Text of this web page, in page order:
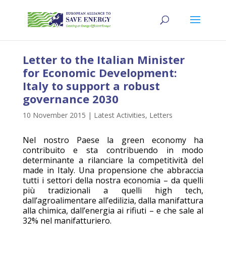
Letter to the Italian Minister
for Economic Development:
Italy to support a robust
governance 2030
10 November 2015 | Latest Activities, Letters
Nel nostro Paese la green economy ha
contribuito e sta contribuendo in modo
determinante a rilanciare la competitività del
made in Italy. Una propensione che abbraccia
tutti i settori della nostra economia – da quelli
più tradizionali a quelli high tech,
dall’agroalimentare all’edilizia, dalla manifattura
alla chimica, dall’energia ai rifiuti – e che sale al
32% nel manifatturiero.